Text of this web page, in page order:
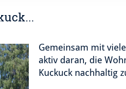
Gemeinsam mit
aktiv daran, die
Kuckuck nachhaltig